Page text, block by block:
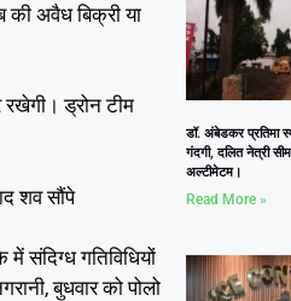
अवैध बिक्री या
ड्रोन टीम
शव सौंपे
संदिग्ध गतिविधियों
बुधवार को पोलो
डॉ. अंबेडकर प्रतिमा
गंदगी, दलित नेत्री
अल्टीमेटम।
Read More »